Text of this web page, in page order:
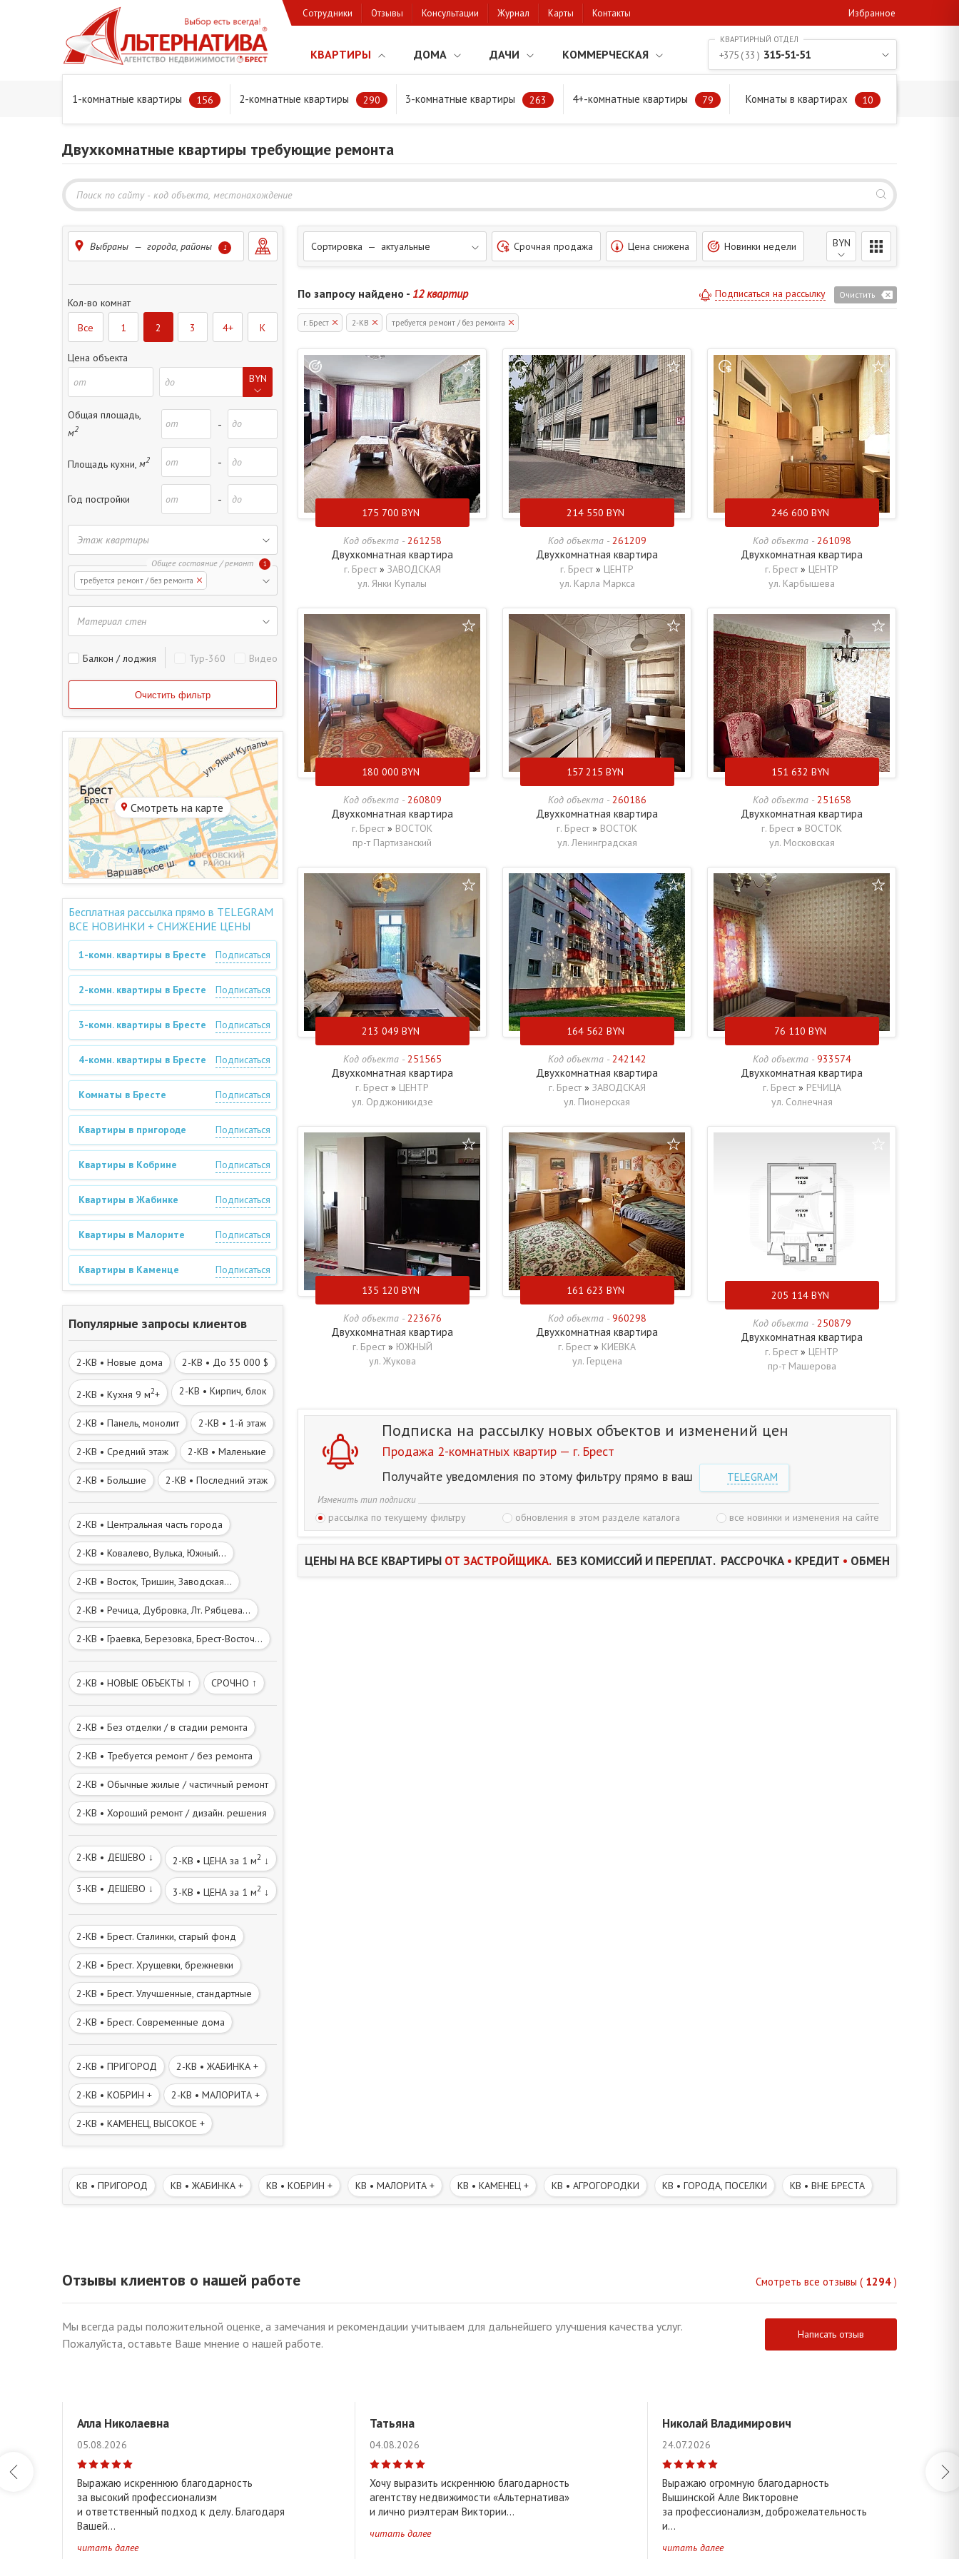
Сотрудники Отзывы Консультации Журнал Карты Контакты Избранное
КВАРТИРЫ ДОМА ДАЧИ КОММЕРЧЕСКАЯ
1-комнатные квартиры 156 2-комнатные квартиры 290 3-комнатные квартиры 263 4+-комнатные квартиры 79 Комнаты в квартирах 10
+375 ( 33 ) 315-51-51
Главная Предложения Квартиры Требуется ремонт
Двухкомнатные квартиры требующие ремонта
Выбраны — города, районы 1
Кол-во комнат
Все
1 2 3 4+ K
Цена объекта
BYN
Общая площадь,
м2 -
Площадь кухни, м2 -
Год постройки -
требуется ремонт / без ремонта
1
Балкон / лоджия Тур-360 Видео
Смотреть на карте
Бесплатная рассылка прямо в TELEGRAM
ВСЕ НОВИНКИ + СНИЖЕНИЕ ЦЕНЫ
1-комн. квартиры в Бресте Подписаться
2-комн. квартиры в Бресте Подписаться
3-комн. квартиры в Бресте Подписаться
4-комн. квартиры в Бресте Подписаться
Комнаты в Бресте Подписаться
Квартиры в пригороде Подписаться
Квартиры в Кобрине Подписаться
Квартиры в Жабинке Подписаться
Квартиры в Малорите Подписаться
Квартиры в Каменце Подписаться
Популярные запросы клиентов
2-КВ • Новые дома 2-КВ • До 35 000 $
2-КВ • Кухня 9 м2+ 2-КВ • Кирпич, блок
2-КВ • Панель, монолит 2-КВ • 1-й этаж
2-КВ • Средний этаж 2-КВ • Маленькие
2-КВ • Большие 2-КВ • Последний этаж
2-КВ • Центральная часть города
2-КВ • Ковалево, Вулька, Южный...
2-КВ • Восток, Тришин, Заводская...
2-КВ • Речица, Дубровка, Лт. Рябцева...
2-КВ • Граевка, Березовка, Брест-Восточ...
2-КВ • НОВЫЕ ОБЪЕКТЫ ↑ СРОЧНО ↑
2-КВ • Без отделки / в стадии ремонта
2-КВ • Требуется ремонт / без ремонта
2-КВ • Обычные жилые / частичный ремонт
2-КВ • Хороший ремонт / дизайн. решения
2-КВ • ДЕШЕВО ↓ 2-КВ • ЦЕНА за 1 м2 ↓
3-КВ • ДЕШЕВО ↓ 3-КВ • ЦЕНА за 1 м2 ↓
2-КВ • Брест. Сталинки, старый фонд
2-КВ • Брест. Хрущевки, брежневки
2-КВ • Брест. Улучшенные, стандартные
2-КВ • Брест. Современные дома
2-КВ • ПРИГОРОД 2-КВ • ЖАБИНКА +
2-КВ • КОБРИН + 2-КВ • МАЛОРИТА +
2-КВ • КАМЕНЕЦ, ВЫСОКОЕ +
Сортировка — актуальные Срочная продажа Цена снижена Новинки недели BYN
По запросу найдено - 12 квартир Очистить
Подписаться на рассылку
г. Брест 2-КВ требуется ремонт / без ремонта
175 700 BYN
Код объекта - 261258
Двухкомнатная квартира
г. Брест » ЗАВОДСКАЯ
ул. Янки Купалы
214 550 BYN
Код объекта - 261209
Двухкомнатная квартира
г. Брест » ЦЕНТР
ул. Карла Маркса
246 600 BYN
Код объекта - 261098
Двухкомнатная квартира
г. Брест » ЦЕНТР
ул. Карбышева
180 000 BYN
Код объекта - 260809
Двухкомнатная квартира
г. Брест » ВОСТОК
пр-т Партизанский
157 215 BYN
Код объекта - 260186
Двухкомнатная квартира
г. Брест » ВОСТОК
ул. Ленинградская
151 632 BYN
Код объекта - 251658
Двухкомнатная квартира
г. Брест » ВОСТОК
ул. Московская
213 049 BYN
Код объекта - 251565
Двухкомнатная квартира
г. Брест » ЦЕНТР
ул. Орджоникидзе
164 562 BYN
Код объекта - 242142
Двухкомнатная квартира
г. Брест » ЗАВОДСКАЯ
ул. Пионерская
76 110 BYN
Код объекта - 933574
Двухкомнатная квартира
г. Брест » РЕЧИЦА
ул. Солнечная
135 120 BYN
Код объекта - 223676
Двухкомнатная квартира
г. Брест » ЮЖНЫЙ
ул. Жукова
161 623 BYN
Код объекта - 960298
Двухкомнатная квартира
г. Брест » КИЕВКА
ул. Герцена
205 114 BYN
Код объекта - 250879
Двухкомнатная квартира
г. Брест » ЦЕНТР
пр-т Машерова
Подписка на рассылку новых объектов и изменений цен
Продажа 2-комнатных квартир — г. Брест
Получайте уведомления по этому фильтру прямо в ваш
TELEGRAM
Изменить тип подписки
рассылка по текущему фильтру обновления в этом разделе каталога все новинки и изменения на сайте
ЦЕНЫ НА ВСЕ КВАРТИРЫ ОТ ЗАСТРОЙЩИКА.БЕЗ КОМИССИЙ И ПЕРЕПЛАТ. РАССРОЧКА • КРЕДИТ • ОБМЕН
КВ • ПРИГОРОД КВ • ЖАБИНКА + КВ • КОБРИН + КВ • МАЛОРИТА + КВ • КАМЕНЕЦ + КВ • АГРОГОРОДКИ КВ • ГОРОДА, ПОСЕЛКИ КВ • ВНЕ БРЕСТА
Отзывы клиентов о нашей работе Смотреть все отзывы ( 1294 )
Мы всегда рады положительной оценке, а замечания и рекомендации учитываем для дальнейшего улучшения качества услуг.
Пожалуйста, оставьте Ваше мнение о нашей работе.
Написать отзыв
Алла Николаевна
05.08.2026
Выражаю искреннюю благодарность
за высокий профессионализм
и ответственный подход к делу. Благодаря
Вашей...
читать далее
Татьяна
04.08.2026
Хочу выразить искреннюю благодарность
агентству недвижимости «Альтернатива»
и лично риэлтерам Виктории...
читать далее
Николай Владимирович
24.07.2026
Выражаю огромную благодарность
Вышинской Алле Викторовне
за профессионализм, доброжелательность
и...
читать далее